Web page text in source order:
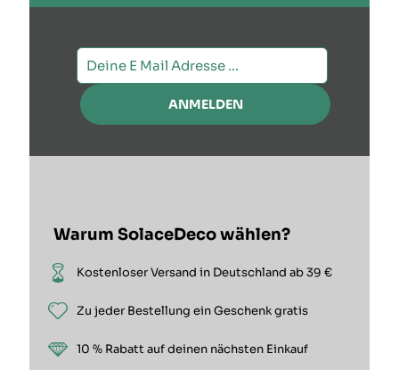
werden
Warum SolaceDeco wählen?
Kostenloser Versand in Deutschland ab 39 €
Zu jeder Bestellung ein Geschenk gratis
10 % Rabatt auf deinen nächsten Einkauf